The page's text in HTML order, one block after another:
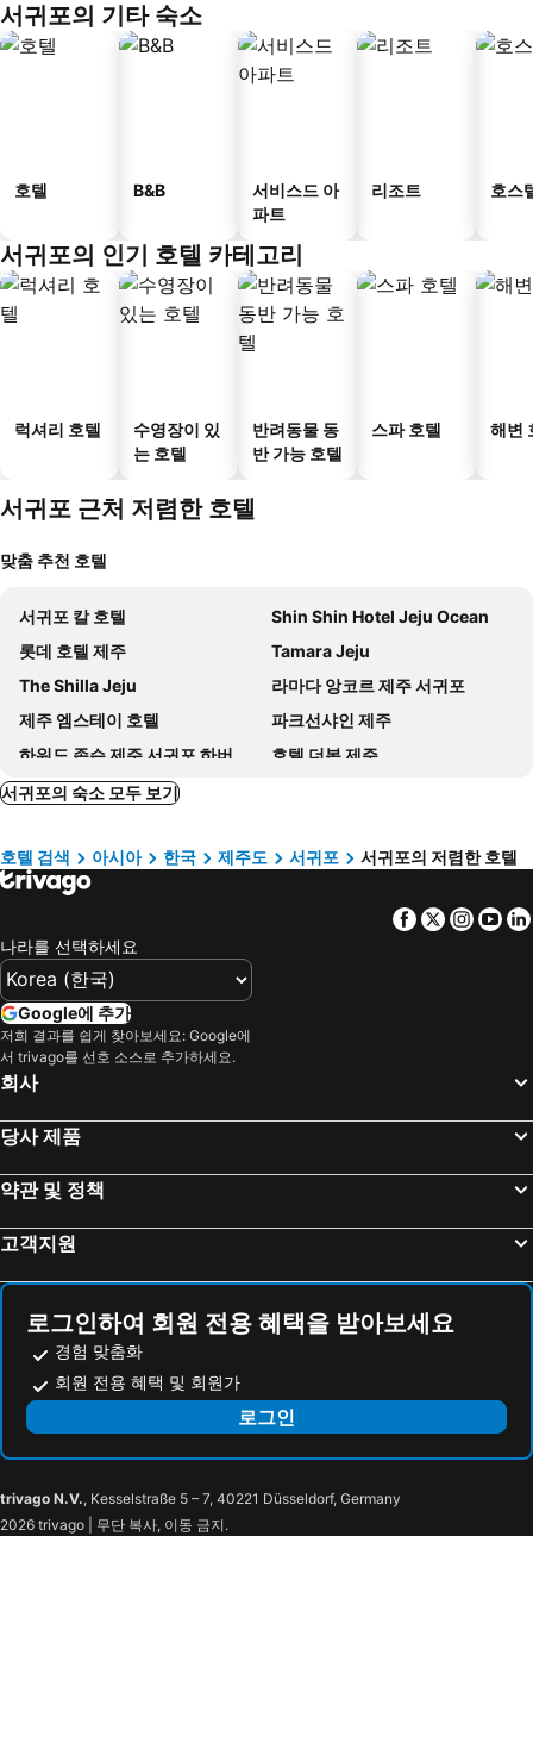
서귀포의 기타 숙소
호텔 B&B
서비스드 아
파트
리조트 호스
서귀포의 인기 호텔 카테고리
럭셔리 호텔
수영장이 있
는 호텔
반려동물 동
반 가능 호텔
스파 호텔 해변
서귀포 근처 저렴한 호텔
맞춤 추천 호텔
서귀포 칼 호텔
Shin Shin Hotel Jeju Ocean
롯데 호텔 제주
Tamara Jeju
The Shilla Jeju
라마다 앙코르 제주 서귀포
제주 엠스테이 호텔
파크선샤인 제주
하워드 존슨 제주 서귀포 하버
호텔 더본 제주
Kenny Stay Jeju Seogwipo
히든 클리프 호텔&네이쳐
비스타케이 호텔 월드컵
The Best Jeju Seongsan
Shin Shin Hotel Cheonjiyeon
Seogwipo JS Hotel
Eastern Hotel Jeju
데이즈호텔 제주 서귀포
베이힐 풀&빌라
아인스호텔
라마다 제주 서귀포
Casaloma Hotel
골드원 호텔 & 스위트
Jeju Western Grace Hotel
Benikea Jungmun Hotel
Shin Shin Hotel Seogwipo
봄 그리고 가을 호텔 & 리조트
Hotel Winstory
민중각 게스트하우스
호텔 휴식 서귀포
서귀포의 숙소 모두 보기
호텔 검색 아시아 한국 제주도 서귀포 서귀포의 저렴한 호텔
Facebook
Twitter
나라를 선택하세요
Google에 추가
저희 결과를 쉽게 찾아보세요: Google에
서 trivago를 선호 소스로 추가하세요.
회사
당사 제품
약관 및 정책
고객지원
로그인하여 회원 전용 혜택을 받아보세요
경험 맞춤화
회원 전용 혜택 및 회원가
로그인
trivago N.V., Kesselstraße 5 – 7, 40221 Düsseldorf, Germany
2026 trivago | 무단 복사, 이동 금지.